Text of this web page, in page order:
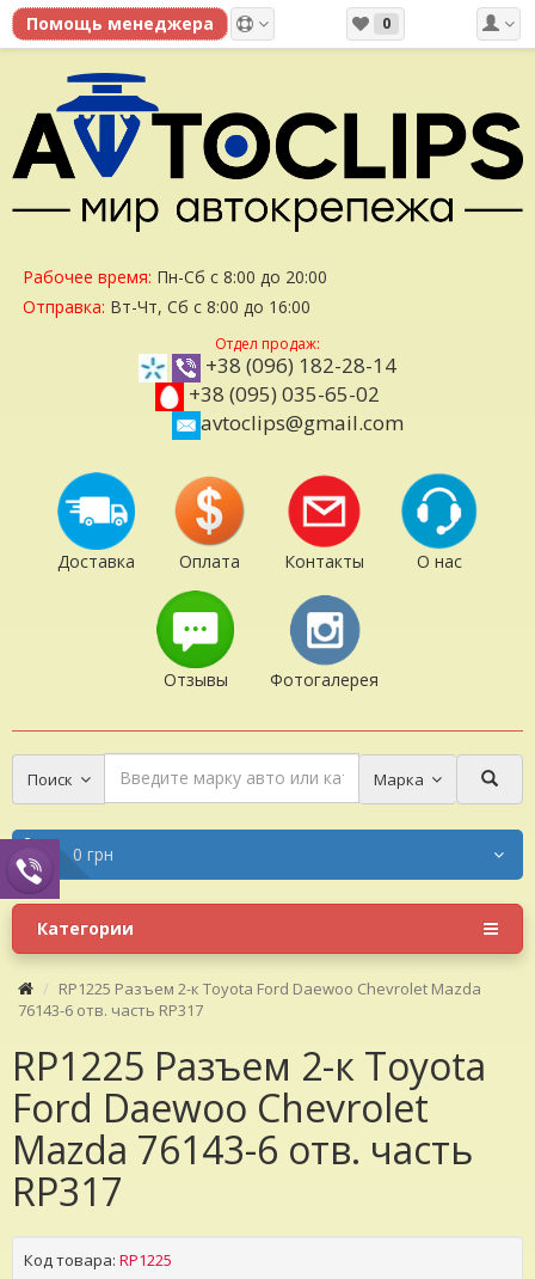
0
Рабочее время: Пн-Сб с 8:00 до 20:00
Отправка: Вт-Чт, Сб с 8:00 до 16:00
Отдел продаж:
+38 (096) 182-28-14
+38 (095) 035-65-02
avtoclips@gmail.com
Доставка Оплата Контакты О нас
Отзывы Фотогалерея
Поиск Марка
0 грн
Категории
RP1225 Разъем 2-к Toyota Ford Daewoo Chevrolet Mazda
76143-6 отв. часть RP317
RP1225 Разъем 2-к Toyota
Ford Daewoo Chevrolet
Mazda 76143-6 отв. часть
RP317
Код товара: RP1225